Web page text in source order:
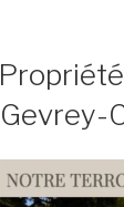
LE
Gevrey-